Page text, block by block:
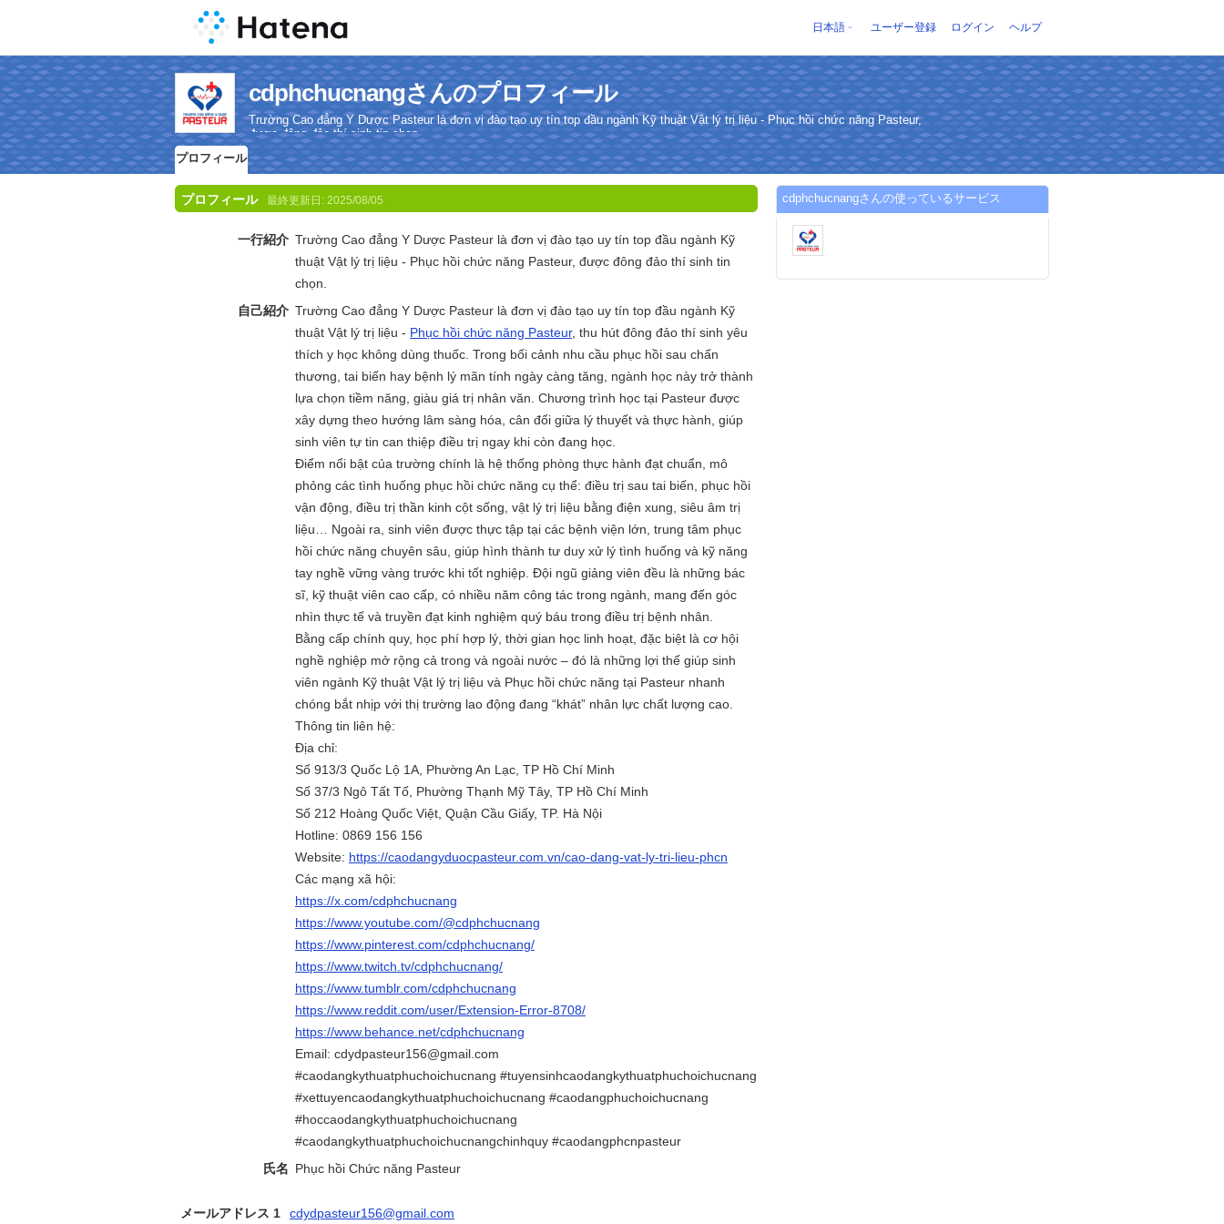
日本語 ユーザー登録 ログイン ヘルプ
cdphchucnangさんのプロフィール
Trường Cao đẳng Y Dược Pasteur là đơn vị đào tạo uy tín top đầu ngành Kỹ thuật Vật lý trị liệu - Phục hồi chức năng Pasteur,
được đông đảo thí sinh tin chọn.
プロフィール
プロフィール 最終更新日: 2025/08/05
一行紹介 Trường Cao đẳng Y Dược Pasteur là đơn vị đào tạo uy tín top đầu ngành Kỹ
thuật Vật lý trị liệu - Phục hồi chức năng Pasteur, được đông đảo thí sinh tin
chọn.
自己紹介 Trường Cao đẳng Y Dược Pasteur là đơn vị đào tạo uy tín top đầu ngành Kỹ
thuật Vật lý trị liệu - Phục hồi chức năng Pasteur, thu hút đông đảo thí sinh yêu
thích y học không dùng thuốc. Trong bối cảnh nhu cầu phục hồi sau chấn
thương, tai biến hay bệnh lý mãn tính ngày càng tăng, ngành học này trở thành
lựa chọn tiềm năng, giàu giá trị nhân văn. Chương trình học tại Pasteur được
xây dựng theo hướng lâm sàng hóa, cân đối giữa lý thuyết và thực hành, giúp
sinh viên tự tin can thiệp điều trị ngay khi còn đang học.
Điểm nổi bật của trường chính là hệ thống phòng thực hành đạt chuẩn, mô
phỏng các tình huống phục hồi chức năng cụ thể: điều trị sau tai biến, phục hồi
vận động, điều trị thần kinh cột sống, vật lý trị liệu bằng điện xung, siêu âm trị
liệu… Ngoài ra, sinh viên được thực tập tại các bệnh viện lớn, trung tâm phục
hồi chức năng chuyên sâu, giúp hình thành tư duy xử lý tình huống và kỹ năng
tay nghề vững vàng trước khi tốt nghiệp. Đội ngũ giảng viên đều là những bác
sĩ, kỹ thuật viên cao cấp, có nhiều năm công tác trong ngành, mang đến góc
nhìn thực tế và truyền đạt kinh nghiệm quý báu trong điều trị bệnh nhân.
Bằng cấp chính quy, học phí hợp lý, thời gian học linh hoạt, đặc biệt là cơ hội
nghề nghiệp mở rộng cả trong và ngoài nước – đó là những lợi thế giúp sinh
viên ngành Kỹ thuật Vật lý trị liệu và Phục hồi chức năng tại Pasteur nhanh
chóng bắt nhịp với thị trường lao động đang “khát” nhân lực chất lượng cao.
Thông tin liên hệ:
Địa chỉ:
Số 913/3 Quốc Lộ 1A, Phường An Lạc, TP Hồ Chí Minh
Số 37/3 Ngô Tất Tố, Phường Thạnh Mỹ Tây, TP Hồ Chí Minh
Số 212 Hoàng Quốc Việt, Quận Cầu Giấy, TP. Hà Nội
Hotline: 0869 156 156
Website: https://caodangyduocpasteur.com.vn/cao-dang-vat-ly-tri-lieu-phcn
Các mạng xã hội:
https://x.com/cdphchucnang
https://www.youtube.com/@cdphchucnang
https://www.pinterest.com/cdphchucnang/
https://www.twitch.tv/cdphchucnang/
https://www.tumblr.com/cdphchucnang
https://www.reddit.com/user/Extension-Error-8708/
https://www.behance.net/cdphchucnang
Email: cdydpasteur156@gmail.com
#caodangkythuatphuchoichucnang #tuyensinhcaodangkythuatphuchoichucnang
#xettuyencaodangkythuatphuchoichucnang #caodangphuchoichucnang
#hoccaodangkythuatphuchoichucnang
#caodangkythuatphuchoichucnangchinhquy #caodangphcnpasteur
氏名 Phục hồi Chức năng Pasteur
メールアドレス 1 cdydpasteur156@gmail.com
cdphchucnangさんの使っているサービス